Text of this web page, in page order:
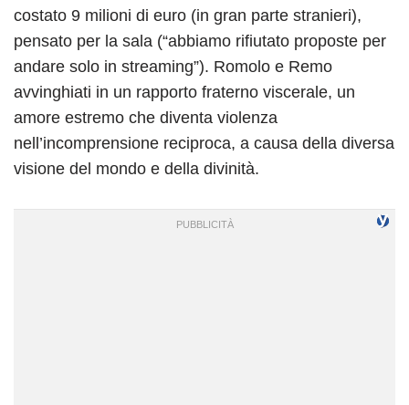
costato 9 milioni di euro (in gran parte stranieri),
pensato per la sala (“abbiamo rifiutato proposte per
andare solo in streaming”). Romolo e Remo
avvinghiati in un rapporto fraterno viscerale, un
amore estremo che diventa violenza
nell’incomprensione reciproca, a causa della diversa
visione del mondo e della divinità.